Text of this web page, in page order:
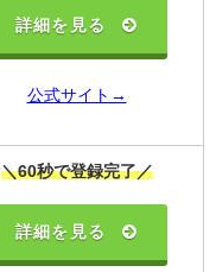
詳細を見る
公式サイト→
＼60秒で登録完了／
詳細を見る